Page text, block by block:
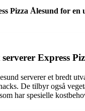
Pizza Ålesund for en
Express
serverer et bredt
De tilbyr også
har spesielle